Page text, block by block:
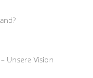
Unsere Vision